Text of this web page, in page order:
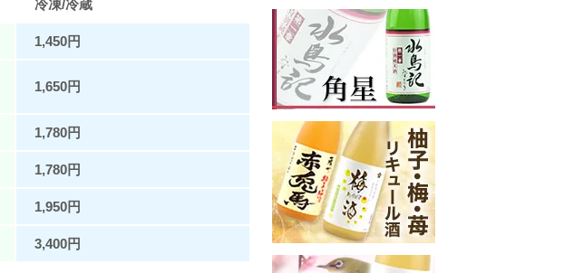
冷凍/冷蔵
1,450円
1,650円
1,780円
1,780円
1,950円
3,400円